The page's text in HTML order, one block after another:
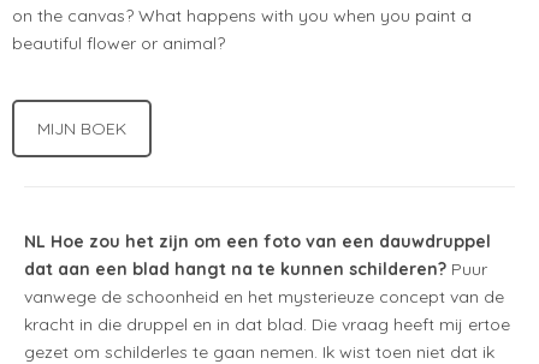
on the canvas? What happens with you when you paint a
beautiful flower or animal?
MIJN BOEK
NL Hoe zou het zijn om een foto van een dauwdruppel
dat aan een blad hangt na te kunnen schilderen? Puur
vanwege de schoonheid en het mysterieuze concept van de
kracht in die druppel en in dat blad. Die vraag heeft mij ertoe
gezet om schilderles te gaan nemen. Ik wist toen niet dat ik